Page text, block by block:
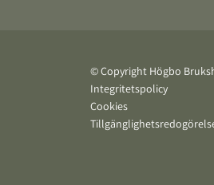
© Copyright Högbo
Integritetspolicy
Cookies